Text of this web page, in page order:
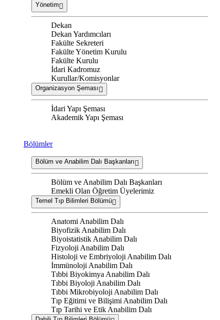
Yönetim
Dekan
Dekan Yardımcıları
Fakülte Sekreteri
Fakülte Yönetim Kurulu
Fakülte Kurulu
İdari Kadromuz
Kurullar/Komisyonlar
Organizasyon Şeması
İdari Yapı Şeması
Akademik Yapı Şeması
Bölümler
Bölüm ve Anabilim Dalı Başkanları
Bölüm ve Anabilim Dalı Başkanları
Emekli Olan Öğretim Üyelerimiz
Temel Tıp Bilimleri Bölümü
Anatomi Anabilim Dalı
Biyofizik Anabilim Dalı
Biyoistatistik Anabilim Dalı
Fizyoloji Anabilim Dalı
Histoloji ve Embriyoloji Anabilim Dalı
İmmünoloji Anabilim Dalı
Tıbbi Biyokimya Anabilim Dalı
Tıbbi Biyoloji Anabilim Dalı
Tıbbi Mikrobiyoloji Anabilim Dalı
Tıp Eğitimi ve Bilişimi Anabilim Dalı
Tıp Tarihi ve Etik Anabilim Dalı